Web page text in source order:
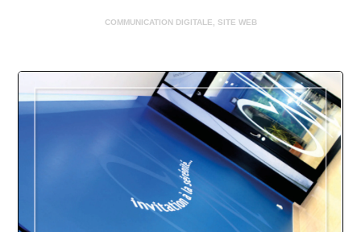
COMMUNICATION DIGITALE SITE WEB